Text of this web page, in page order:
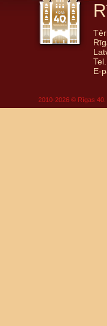
E-
2010-2026 © Rīgas